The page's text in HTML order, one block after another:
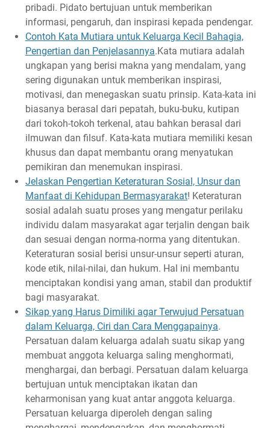
pribadi. Pidato bertujuan untuk memberikan
informasi, pengaruh, dan inspirasi kepada pendengar.
Contoh Kata Mutiara untuk Keluarga Kecil Bahagia,
Pengertian dan Penjelasannya.Kata mutiara adalah
ungkapan yang berisi makna yang mendalam, yang
sering digunakan untuk memberikan inspirasi,
motivasi, dan menegaskan suatu prinsip. Kata-kata ini
biasanya berasal dari pepatah, buku-buku, kutipan
dari tokoh-tokoh terkenal, atau bahkan berasal dari
ilmuwan dan filsuf. Kata-kata mutiara memiliki kesan
khusus dan dapat membantu orang menyatukan
pemikiran dan menemukan inspirasi.
Jelaskan Pengertian Keteraturan Sosial, Unsur dan
Manfaat di Kehidupan Bermasyarakat! Keteraturan
sosial adalah suatu proses yang mengatur perilaku
individu dalam masyarakat agar terjalin dengan baik
dan sesuai dengan norma-norma yang ditentukan.
Keteraturan sosial berisi unsur-unsur seperti aturan,
kode etik, nilai-nilai, dan hukum. Hal ini membantu
menciptakan kondisi yang aman, stabil dan produktif
bagi masyarakat.
Sikap yang Harus Dimiliki agar Terwujud Persatuan
dalam Keluarga, Ciri dan Cara Menggapainya.
Persatuan dalam keluarga adalah suatu sikap yang
membuat anggota keluarga saling menghormati,
menghargai, dan berbagi. Persatuan dalam keluarga
bertujuan untuk menciptakan ikatan dan
keharmonisan yang kuat antar anggota keluarga.
Persatuan keluarga diperoleh dengan saling